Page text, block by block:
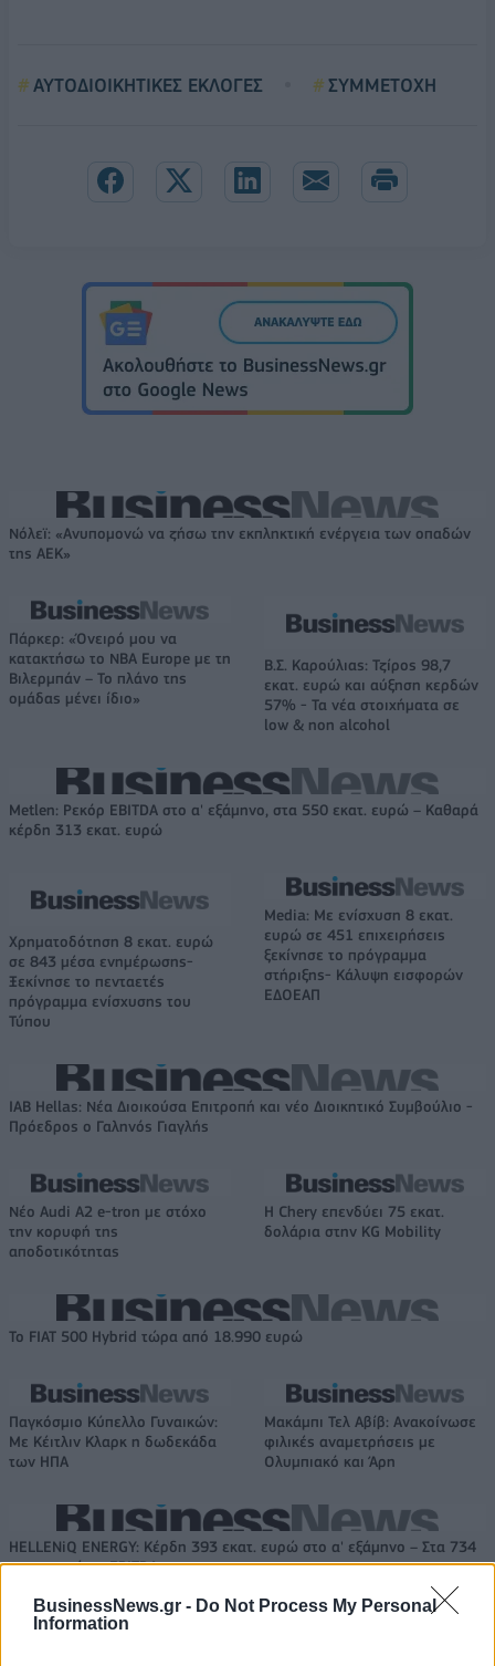
BusinessNews.gr - Do Not Process My Personal
Information
ΑΥΤΟΔΙΟΙΚΗΤΙΚΕΣ ΕΚΛΟΓΕΣ ΣΥΜΜΕΤΟΧΗ
Νόλεϊ: «Ανυπομονώ να ζήσω την εκπληκτική ενέργεια των οπαδών
της ΑΕΚ»
Πάρκερ: «Όνειρό μου να
κατακτήσω το ΝΒΑ Europe με τη
Βιλερμπάν – Το πλάνο της
ομάδας μένει ίδιο»
Β.Σ. Καρούλιας: Τζίρος 98,7
εκατ. ευρώ και αύξηση κερδών
57% - Τα νέα στοιχήματα σε
low & non alcohol
Metlen: Ρεκόρ EBITDA στο α' εξάμηνο, στα 550 εκατ. ευρώ – Καθαρά
κέρδη 313 εκατ. ευρώ
Χρηματοδότηση 8 εκατ. ευρώ
σε 843 μέσα ενημέρωσης-
Ξεκίνησε το πενταετές
πρόγραμμα ενίσχυσης του
Τύπου
Media: Με ενίσχυση 8 εκατ.
ευρώ σε 451 επιχειρήσεις
ξεκίνησε το πρόγραμμα
στήριξης- Κάλυψη εισφορών
ΕΔΟΕΑΠ
IAB Hellas: Νέα Διοικούσα Επιτροπή και νέο Διοικητικό Συμβούλιο -
Πρόεδρος ο Γαληνός Γιαγλής
Νέο Audi A2 e-tron με στόχο
την κορυφή της
αποδοτικότητας
Η Chery επενδύει 75 εκατ.
δολάρια στην KG Mobility
Το FIAT 500 Hybrid τώρα από 18.990 ευρώ
Παγκόσμιο Κύπελλο Γυναικών:
Με Κέιτλιν Κλαρκ η δωδεκάδα
των ΗΠΑ
Μακάμπι Τελ Αβίβ: Ανακοίνωσε
φιλικές αναμετρήσεις με
Ολυμπιακό και Άρη
HELLENiQ ENERGY: Κέρδη 393 εκατ. ευρώ στο α' εξάμηνο – Στα 734
εκατ. ευρώ τα EBITDA